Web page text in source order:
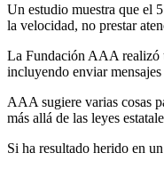
Un estudio muestra que el
la velocidad, no prestar
La Fundación AAA realizó
incluyendo enviar
AAA sugiere varias cosas
más allá de las leyes
Si ha resultado herido en